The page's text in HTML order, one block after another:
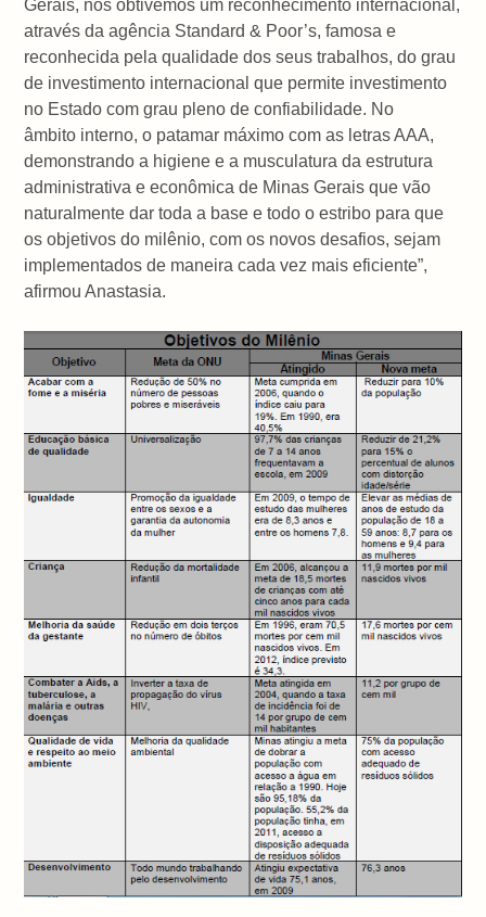
Gerais, nós obtivemos um reconhecimento internacional,
através da agência Standard & Poor’s, famosa e
reconhecida pela qualidade dos seus trabalhos, do grau
de investimento internacional que permite investimento
no Estado com grau pleno de confiabilidade. No
âmbito interno, o patamar máximo com as letras AAA,
demonstrando a higiene e a musculatura da estrutura
administrativa e econômica de Minas Gerais que vão
naturalmente dar toda a base e todo o estribo para que
os objetivos do milênio, com os novos desafios, sejam
implementados de maneira cada vez mais eficiente”,
afirmou Anastasia.